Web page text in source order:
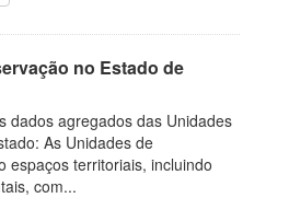
no Estado de
dados agregados das Unidades
As Unidades de
espaços territoriais, incluindo
com...